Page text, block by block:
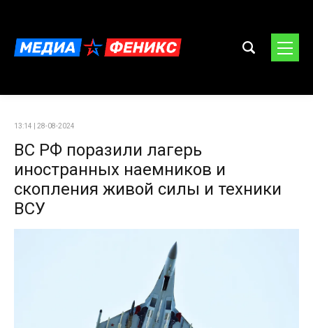
13:14 | 28-08-2024
ВС РФ поразили лагерь
иностранных наемников и
скопления живой силы и техники
ВСУ